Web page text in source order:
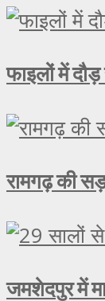
फाइलों में दौड़
रामगढ़ की
जमशेदपुर में